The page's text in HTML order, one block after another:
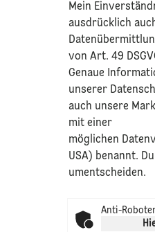
Mein
ausdrücklich
von Art. 49
​Genaue
unserer
auch unsere
mit einer
möglichen
USA) benannt.
umentscheiden.
Anti-